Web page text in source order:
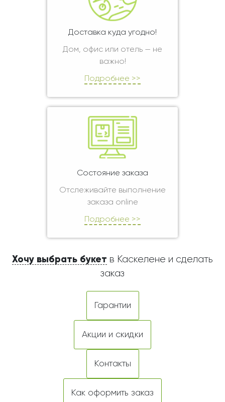
Доставка куда угодно!
Дом, офис или отель — не
важно!
Подробнее >>
Состояние заказа
Отслеживайте выполнение
заказа online
Подробнее >>
Хочу выбрать букет в Каскелене и сделать
заказ
Гарантии
Акции и скидки
Контакты
Как оформить заказ